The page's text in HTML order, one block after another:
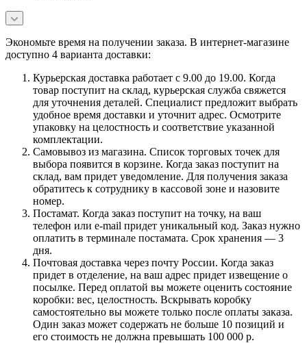
Экономьте время на получении заказа. В интернет-магазине
доступно 4 варианта доставки:
Курьерская доставка работает с 9.00 до 19.00. Когда
товар поступит на склад, курьерская служба свяжется
для уточнения деталей. Специалист предложит выбрать
удобное время доставки и уточнит адрес. Осмотрите
упаковку на целостность и соответствие указанной
комплектации.
Самовывоз из магазина. Список торговых точек для
выбора появится в корзине. Когда заказ поступит на
склад, вам придет уведомление. Для получения заказа
обратитесь к сотруднику в кассовой зоне и назовите
номер.
Постамат. Когда заказ поступит на точку, на ваш
телефон или e-mail придет уникальный код. Заказ нужно
оплатить в терминале постамата. Срок хранения — 3
дня.
Почтовая доставка через почту России. Когда заказ
придет в отделение, на ваш адрес придет извещение о
посылке. Перед оплатой вы можете оценить состояние
коробки: вес, целостность. Вскрывать коробку
самостоятельно вы можете только после оплаты заказа.
Один заказ может содержать не больше 10 позиций и
его стоимость не должна превышать 100 000 р.